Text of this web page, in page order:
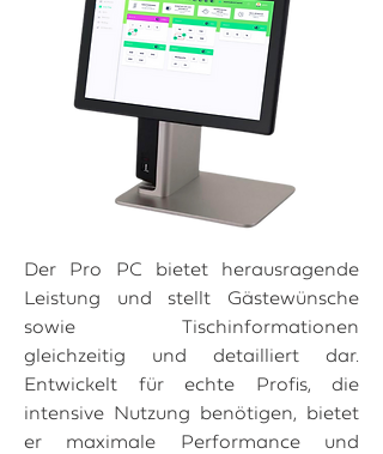
Der Pro PC bietet herausragende
Leistung und stellt Gästewünsche
sowie Tischinformationen
gleichzeitig und detailliert dar.
Entwickelt für echte Profis, die
intensive Nutzung benötigen, bietet
er maximale Performance und